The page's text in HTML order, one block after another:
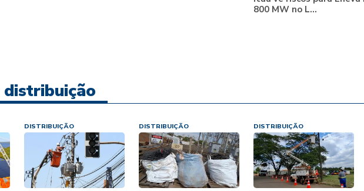
800 MW no L...
DISTRIBUIÇÃO DISTRIBUIÇÃO DISTRIBUIÇÃO